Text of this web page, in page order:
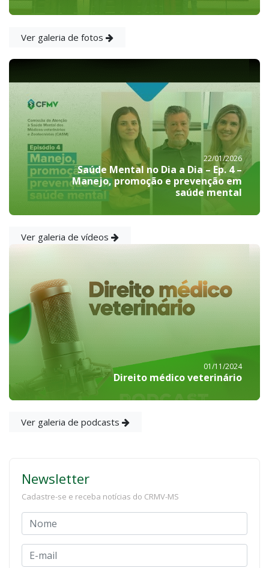
Ver galeria de fotos
22/01/2026
Saúde Mental no Dia a Dia – Ep. 4 –
Manejo, promoção e prevenção em
saúde mental
Ver galeria de vídeos
01/11/2024
Direito médico veterinário
Ver galeria de podcasts
Newsletter
Cadastre-se e receba notícias do CRMV-MS